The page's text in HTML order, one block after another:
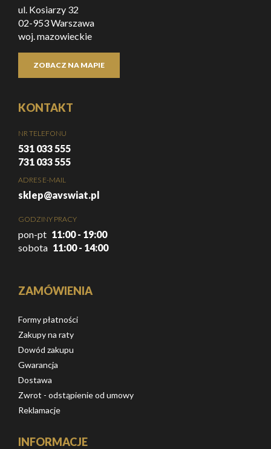
ul. Kosiarzy 32
02-953 Warszawa
woj. mazowieckie
ZOBACZ NA MAPIE
KONTAKT
NR TELEFONU
531 033 555
731 033 555
ADRES E-MAIL
sklep@avswiat.pl
GODZINY PRACY
pon-pt 11:00 - 19:00
sobota 11:00 - 14:00
ZAMÓWIENIA
Formy płatności
Zakupy na raty
Dowód zakupu
Gwarancja
Dostawa
Zwrot - odstąpienie od umowy
Reklamacje
INFORMACJE